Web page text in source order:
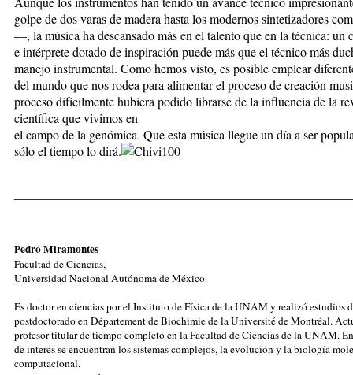
golpe de dos varas de madera hasta los modernos sintetizadores
—, la música ha descansado más en el talento que en la técnica: un
e intérprete dotado de inspiración puede más que el técnico más
manejo instrumental. Como hemos visto, es posible emplear
del mundo que nos rodea para alimentar el proceso de creación
proceso difícilmente hubiera podido librarse de la influencia de la
científica que vivimos en
el campo de la genómica. Que esta música llegue un día a ser
sólo el tiempo lo dirá.
Pedro Miramontes
Facultad de Ciencias,
Universidad Nacional Autónoma de México.
Es doctor en ciencias por el Instituto de Física de la UNAM y realizó estudios
postdoctorado en Département de Biochimie de la Université de Montréal.
profesor titular de tiempo completo en la Facultad de Ciencias de la UNAM.
de interés se encuentran los sistemas complejos, la evolución y la biología
computacional.